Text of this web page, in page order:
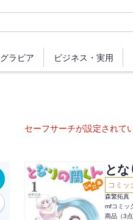
グラビア ビジネス ・実用
セーフサーチが設定されて
と
コミッ
森繁拓真
mfコミッ
商品（3点